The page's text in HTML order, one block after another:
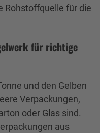
Rohstoffquelle für die
für richtige
und den Gelben
Verpackungen,
oder Glas sind.
aus